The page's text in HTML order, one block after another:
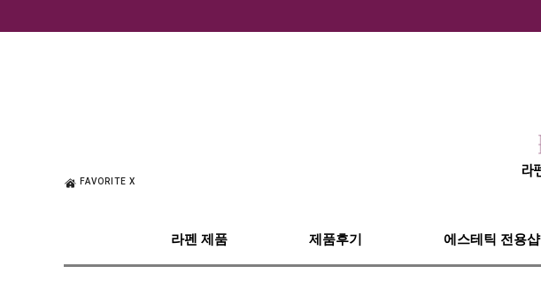
FAVORITE X
라펜 제품 제품후기 에스테틱 전용샵